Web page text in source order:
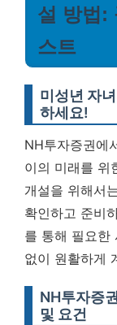
설 방법:
스트
미성년 자
하세요!
NH투자증권에
이의 미래를 위
개설을 위해서
확인하고 준비
를 통해 필요한
없이 원활하게
NH투자증
및 요건